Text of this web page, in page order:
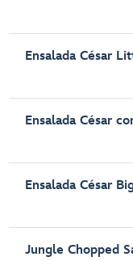
Ensalada César
Ensalada César
Ensalada César
Jungle Chopped